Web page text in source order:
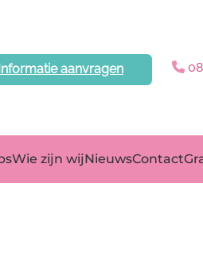
aanvragen
Wie zijn wijNieuwsContact